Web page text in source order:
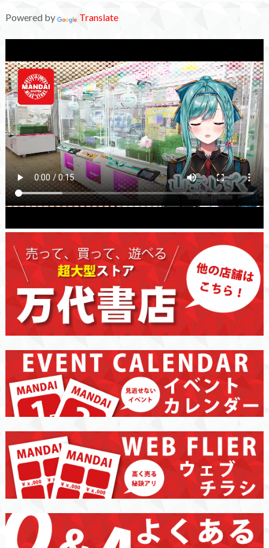
Powered by Translate